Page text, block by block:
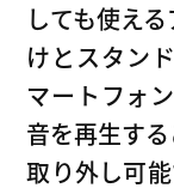
しても使え
けとスタン
マートフォ
音を再生す
取り外し可